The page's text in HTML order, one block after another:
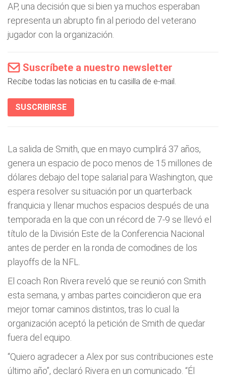
AP, una decisión que si bien ya muchos esperaban
representa un abrupto fin al periodo del veterano
jugador con la organización.
Suscríbete a nuestro newsletter
Recibe todas las noticias en tu casilla de e-mail.
SUSCRIBIRSE
La salida de Smith, que en mayo cumplirá 37 años,
genera un espacio de poco menos de 15 millones de
dólares debajo del tope salarial para Washington, que
espera resolver su situación por un quarterback
franquicia y llenar muchos espacios después de una
temporada en la que con un récord de 7-9 se llevó el
título de la División Este de la Conferencia Nacional
antes de perder en la ronda de comodines de los
playoffs de la NFL.
El coach Ron Rivera reveló que se reunió con Smith
esta semana, y ambas partes coincidieron que era
mejor tomar caminos distintos, tras lo cual la
organización aceptó la petición de Smith de quedar
fuera del equipo.
“Quiero agradecer a Alex por sus contribuciones este
último año”, declaró Rivera en un comunicado. “Él